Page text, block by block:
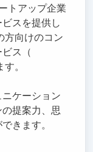
トアップ企業
スを提供し
方向けのコン
ス（
。
ケーション
提案力、思
きます。